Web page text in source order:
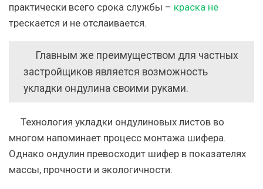
практически всего срока службы – краска не
трескается и не отслаивается.
Главным же преимуществом для частных
застройщиков является возможность
укладки ондулина своими руками.
Технология укладки ондулиновых листов во
многом напоминает процесс монтажа шифера.
Однако ондулин превосходит шифер в показателях
массы, прочности и экологичности.